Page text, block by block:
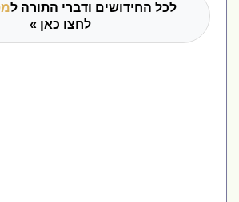
לכל החידושים ודברי התורה ל
לחצו כאן »